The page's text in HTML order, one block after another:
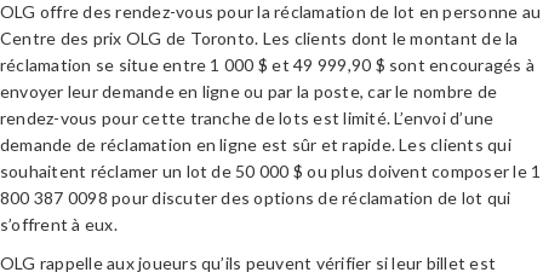
OLG offre des rendez-vous pour la réclamation de lot en personne au
Centre des prix OLG de Toronto. Les clients dont le montant de la
réclamation se situe entre 1 000 $ et 49 999,90 $ sont encouragés à
envoyer leur demande en ligne ou par la poste, car le nombre de
rendez-vous pour cette tranche de lots est limité. L’envoi d’une
demande de réclamation en ligne est sûr et rapide. Les clients qui
souhaitent réclamer un lot de 50 000 $ ou plus doivent composer le 1
800 387 0098 pour discuter des options de réclamation de lot qui
s’offrent à eux.
OLG rappelle aux joueurs qu’ils peuvent vérifier si leur billet est